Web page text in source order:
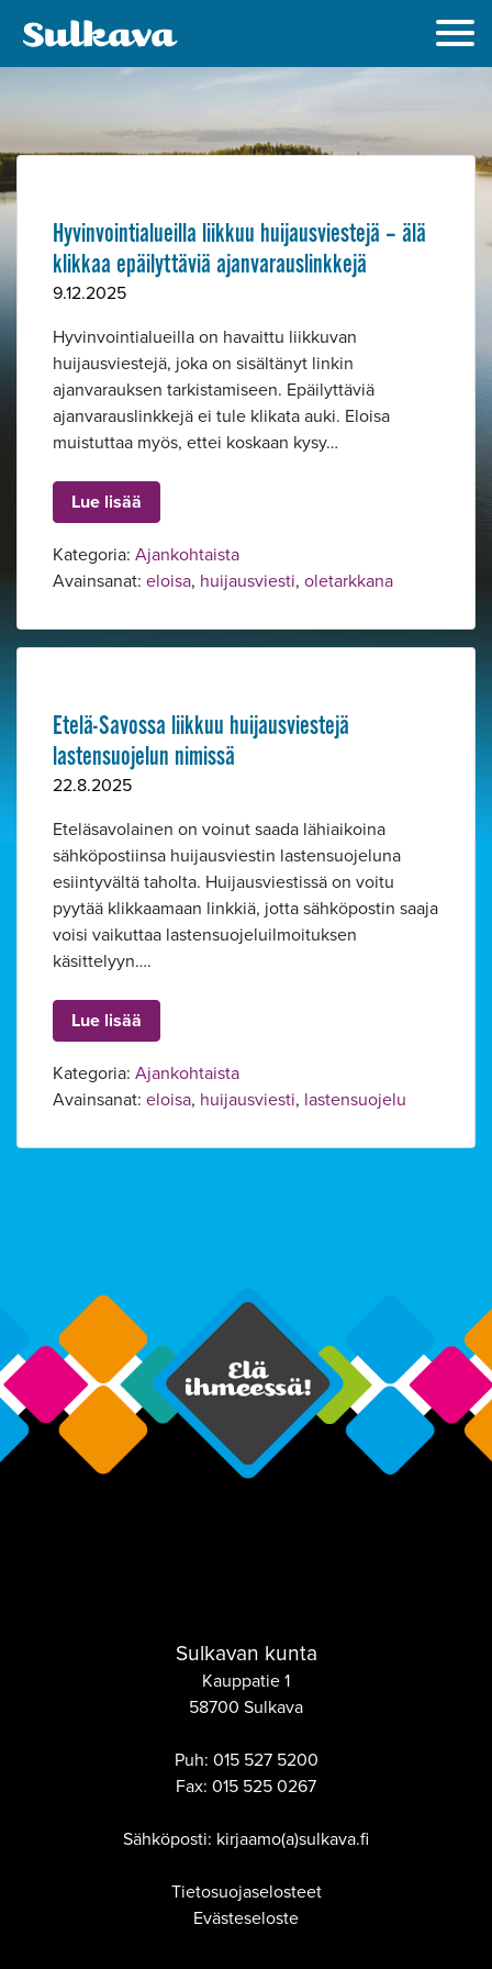
Hyvinvointialueilla liikkuu huijausviestejä – älä
klikkaa epäilyttäviä ajanvarauslinkkejä
9.12.2025
Hyvinvointialueilla on havaittu liikkuvan
huijausviestejä, joka on sisältänyt linkin
ajanvarauksen tarkistamiseen. Epäilyttäviä
ajanvarauslinkkejä ei tule klikata auki. Eloisa
muistuttaa myös, ettei koskaan kysy…
Lue lisää
Kategoria: Ajankohtaista
Avainsanat: eloisa, huijausviesti, oletarkkana
Etelä-Savossa liikkuu huijausviestejä
lastensuojelun nimissä
22.8.2025
Eteläsavolainen on voinut saada lähiaikoina
sähköpostiinsa huijausviestin lastensuojeluna
esiintyvältä taholta. Huijausviestissä on voitu
pyytää klikkaamaan linkkiä, jotta sähköpostin saaja
voisi vaikuttaa lastensuojeluilmoituksen
käsittelyyn….
Lue lisää
Kategoria: Ajankohtaista
Avainsanat: eloisa, huijausviesti, lastensuojelu
Sulkavan kunta
Kauppatie 1
58700 Sulkava
Puh: 015 527 5200
Fax: 015 525 0267
Sähköposti: kirjaamo(a)sulkava.fi
Tietosuojaselosteet
Evästeseloste
Alavalikko